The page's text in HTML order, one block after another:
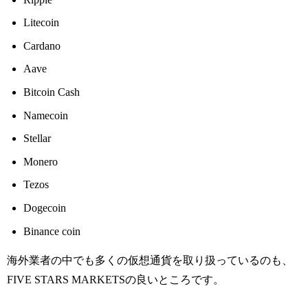
Litecoin
Cardano
Aave
Bitcoin Cash
Namecoin
Stellar
Monero
Tezos
Dogecoin
Binance coin
海外業者の中でも多くの仮想通貨を取り扱っているのも、
FIVE STARS MARKETSの良いところです。